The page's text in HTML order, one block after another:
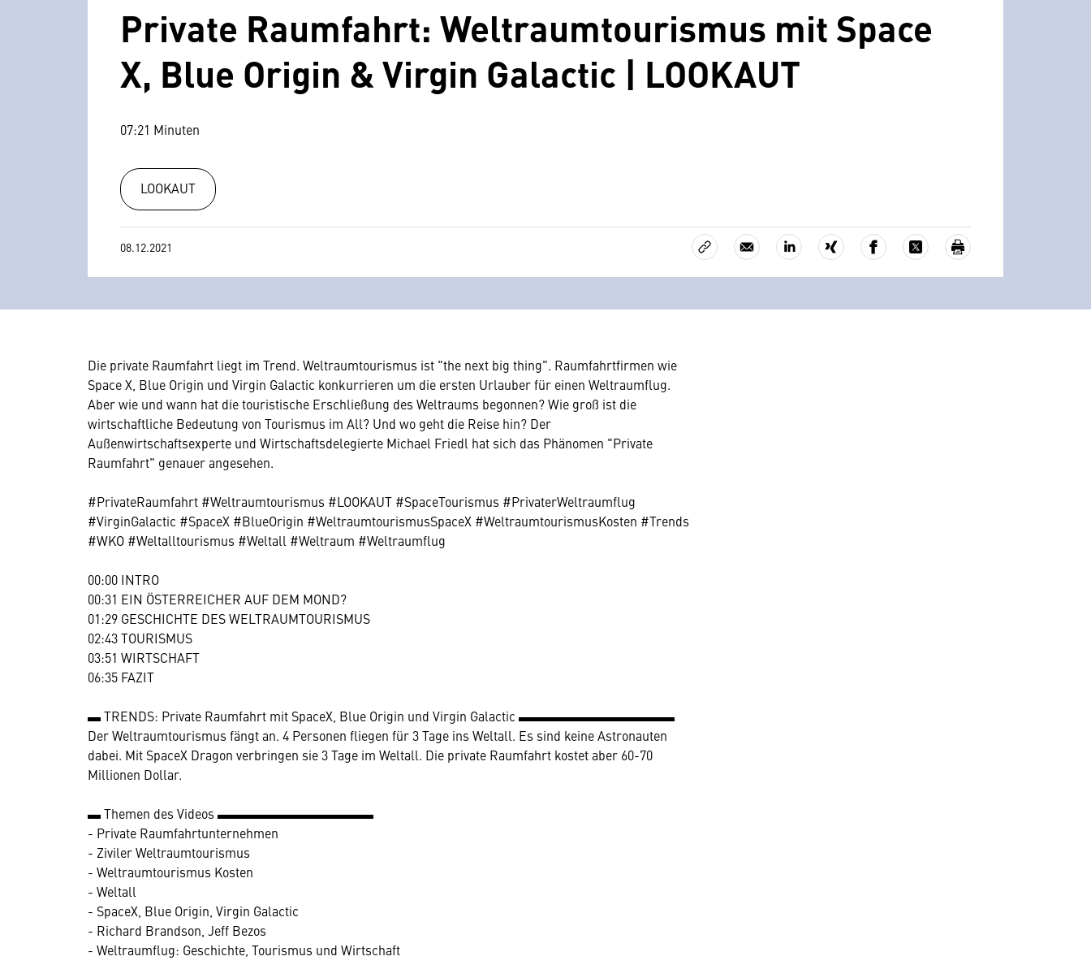
Private Raumfahrt: Weltraumtourismus mit Space
X, Blue Origin & Virgin Galactic | LOOKAUT
07:21 Minuten
LOOKAUT
08.12.2021
Die private Raumfahrt liegt im Trend. Weltraumtourismus ist "the next big thing". Raumfahrtfirmen wie
Space X, Blue Origin und Virgin Galactic konkurrieren um die ersten Urlauber für einen Weltraumflug.
Aber wie und wann hat die touristische Erschließung des Weltraums begonnen? Wie groß ist die
wirtschaftliche Bedeutung von Tourismus im All? Und wo geht die Reise hin? Der
Außenwirtschaftsexperte und Wirtschaftsdelegierte Michael Friedl hat sich das Phänomen "Private
Raumfahrt" genauer angesehen.
#PrivateRaumfahrt #Weltraumtourismus #LOOKAUT #SpaceTourismus #PrivaterWeltraumflug
#VirginGalactic #SpaceX #BlueOrigin #WeltraumtourismusSpaceX #WeltraumtourismusKosten #Trends
#WKO #Weltalltourismus #Weltall #Weltraum #Weltraumflug
00:00 INTRO
00:31 EIN ÖSTERREICHER AUF DEM MOND?
01:29 GESCHICHTE DES WELTRAUMTOURISMUS
02:43 TOURISMUS
03:51 WIRTSCHAFT
06:35 FAZIT
▬ TRENDS: Private Raumfahrt mit SpaceX, Blue Origin und Virgin Galactic ▬▬▬▬▬▬▬▬▬▬▬▬
Der Weltraumtourismus fängt an. 4 Personen fliegen für 3 Tage ins Weltall. Es sind keine Astronauten
dabei. Mit SpaceX Dragon verbringen sie 3 Tage im Weltall. Die private Raumfahrt kostet aber 60-70
Millionen Dollar.
▬ Themen des Videos ▬▬▬▬▬▬▬▬▬▬▬▬
- Private Raumfahrtunternehmen
- Ziviler Weltraumtourismus
- Weltraumtourismus Kosten
- Weltall
- SpaceX, Blue Origin, Virgin Galactic
- Richard Brandson, Jeff Bezos
- Weltraumflug: Geschichte, Tourismus und Wirtschaft